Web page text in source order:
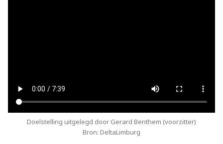
Doelstelling uitgelegd door Gerard Benthem (voorzitter)
Bron: DeltaLimburg